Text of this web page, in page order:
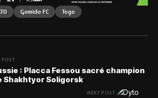
Gomido FC Togo
POST
: Placca Fessou sacré champion
Shakhtyor Soligorsk
NEXT POST